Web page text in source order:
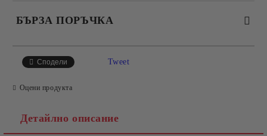
БЪРЗА ПОРЪЧКА
Сподели Tweet
Оцени продукта
Детайлно описание